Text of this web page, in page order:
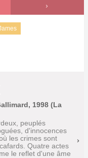
1998 (La
peuplés
d'innocences
les crimes sont
Quatre actes
le reflet d'une âme